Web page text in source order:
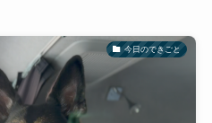
今日のできごと